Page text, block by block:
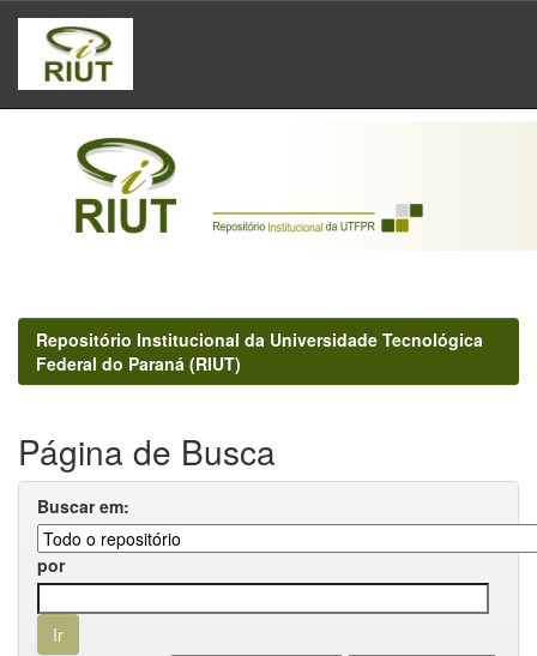
Skip
navigation
Repositório Institucional da Universidade Tecnológica
Federal do Paraná (RIUT)
Página de Busca
Buscar em:
por